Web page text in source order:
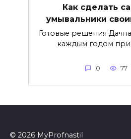
Как сделать
умывальники
Готовые решения
каждым годом
0 77
© 2026 MyProfnastil